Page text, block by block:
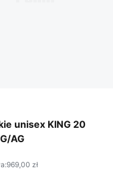
Black
unisex KING 20
AG
Pink-Bright Aqua
:969,00 zł